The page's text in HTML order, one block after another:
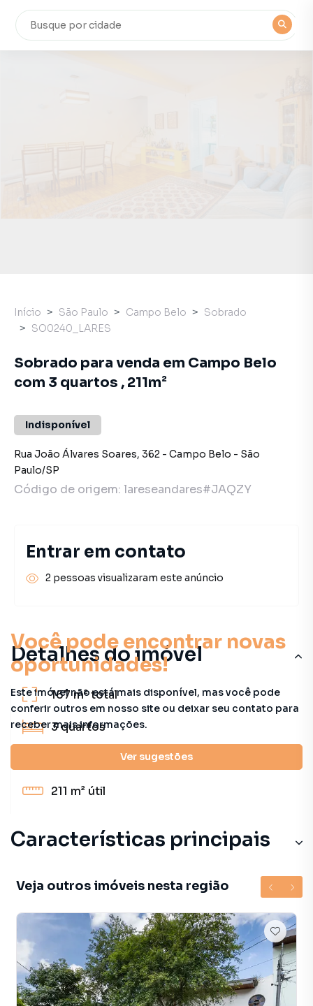
Você pode encontrar novas
oportunidades!
Este imóvel não está mais disponível, mas você pode
conferir outros em nosso site ou deixar seu contato para
receber mais informações.
Ver sugestões
Detalhes do imóvel
167 m²total
3quartos
211 m² útil
Características principais
Veja outros imóveis nesta região
Início São Paulo Campo Belo
Sobrado
SO0240_LARES
Sobrado para venda em Campo Belo
com 3 quartos , 211m²
Indisponível
Rua João Álvares Soares, 362 - Campo Belo - São
Paulo/SP
Código de origem: lareseandares#JAQZY
Entrar em contato
2 pessoas visualizaram este anúncio